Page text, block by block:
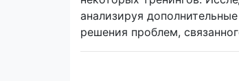
анализируя
решения проблем,